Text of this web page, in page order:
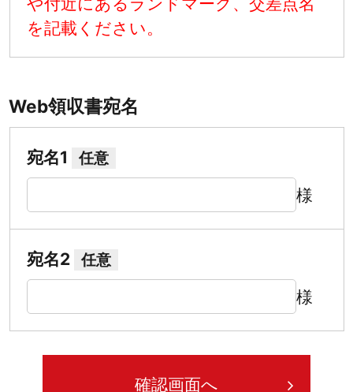
を記載ください。
Web領収書宛名
宛名1 任意
様
宛名2 任意
様